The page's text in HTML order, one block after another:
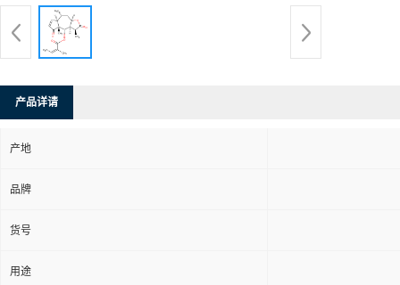
产品详请
产地
品牌
货号
用途